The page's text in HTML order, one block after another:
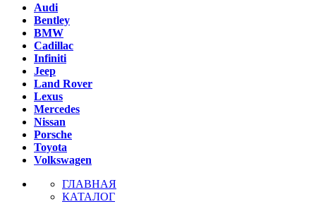
Audi
Bentley
BMW
Cadillac
Infiniti
Jeep
Land Rover
Lexus
Mercedes
Nissan
Porsche
Toyota
Volkswagen
ГЛАВНАЯ
КАТАЛОГ